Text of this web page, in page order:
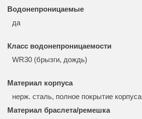
Водонепроницаемые
да
Класс водонепроницаемости
WR30 (брызги, дождь)
Материал корпуса
нерж. сталь, полное покрытие корпуса
Материал браслета/ремешка